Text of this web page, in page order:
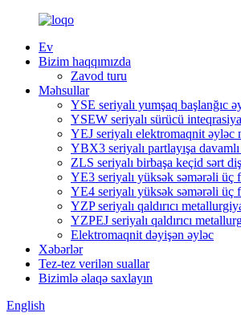
Ev
Bizim haqqımızda
Zavod turu
Məhsullar
YSE seriyalı yumşaq başlanğıc
YSEW seriyalı sürücü
YEJ seriyalı elektromaqnit əyləc
YBX3 seriyalı partlayışa
ZLS seriyalı birbaşa keçid sərt
YE3 seriyalı yüksək səmərəli üç
YE4 seriyalı yüksək səmərəli üç
YZP seriyalı qaldırıcı
YZPEJ seriyalı qaldırıcı
Elektromaqnit dəyişən əyləc
Xəbərlər
Tez-tez verilən suallar
Bizimlə əlaqə saxlayın
English